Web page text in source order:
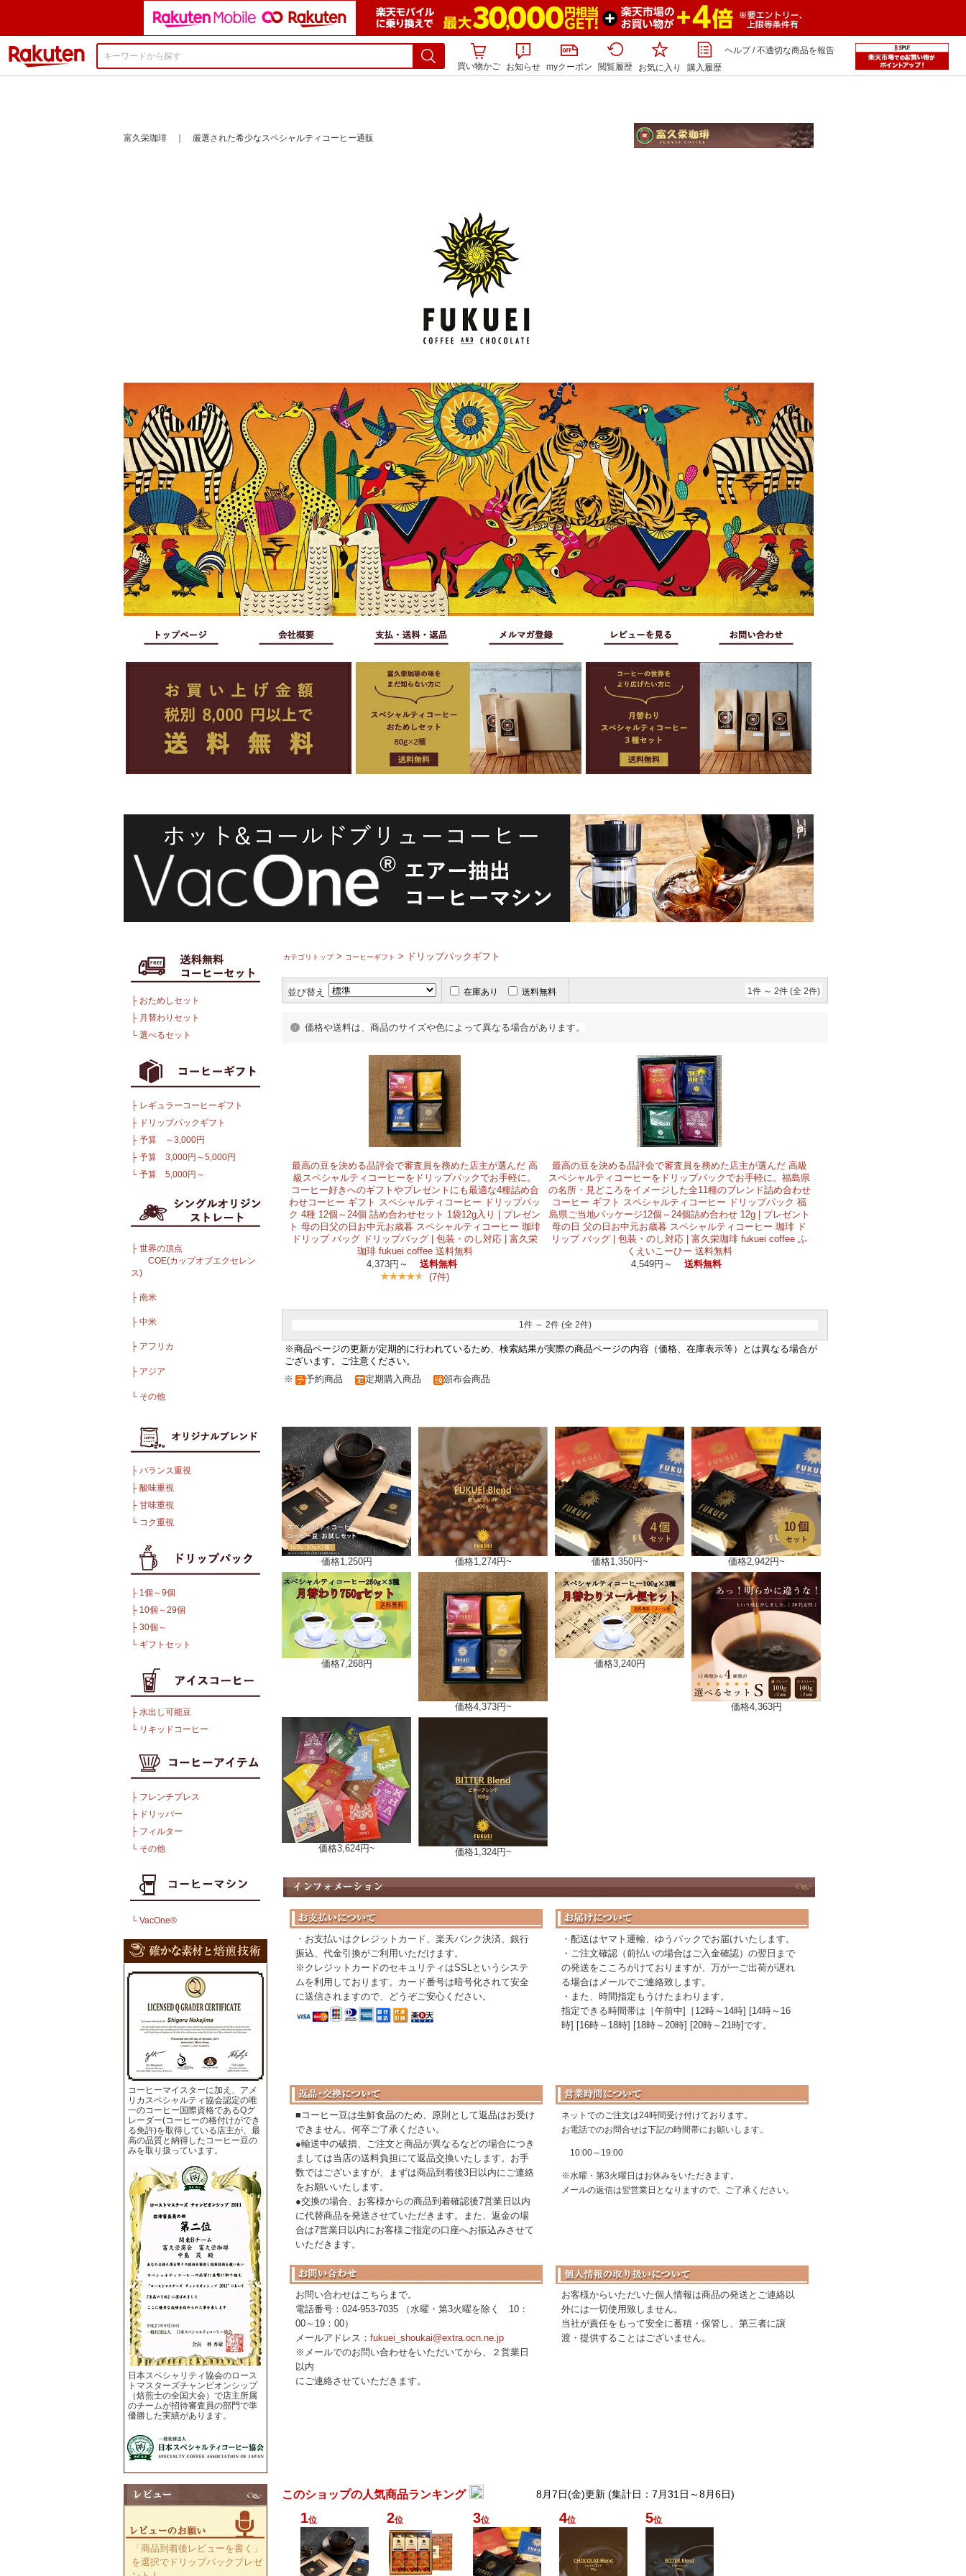
買い物かご
お知らせ myクーポン 閲覧履歴 お気に入り 購入履歴
ヘルプ/不適切な商品を報告
富久栄珈琲 ｜ 厳選された希少なスペシャルティコーヒー通販
├ おためしセット
├ 月替わりセット
└ 選べるセット
├ レギュラーコーヒーギフト
├ ドリップパックギフト
├ 予算 ～3,000円
├ 予算 3,000円～5,000円
└ 予算 5,000円～
├ 世界の頂点
COE(カップオブエクセレン
ス)
├ 南米
├ 中米
├ アフリカ
├ アジア
└ その他
├ バランス重視
├ 酸味重視
├ 甘味重視
└ コク重視
├ 1個～9個
├ 10個～29個
├ 30個～
└ ギフトセット
├ 水出し可能豆
└ リキッドコーヒー
├ フレンチプレス
├ ドリッパー
├ フィルター
└ その他
└ VacOne®
コーヒーマイスターに加え、アメ
リカスペシャルティ協会認定の唯
一のコーヒー国際資格であるQグ
レーダー(コーヒーの格付けができ
る免許)を取得している店主が、最
高の品質と納得したコーヒー豆の
みを取り扱っています。
日本スペシャリティ協会のロース
トマスターズチャンピオンシップ
（焙煎士の全国大会）で店主所属
のチームが招待審査員の部門で準
優勝した実績があります。
「商品到着後レビューを書く」
を選択でドリップパックプレゼ
カテゴリトップ> コーヒーギフト > ドリップパックギフト
並び替え 在庫あり 送料無料 1件 ～ 2件 (全 2件)
価格や送料は、商品のサイズや色によって異なる場合があります。
最高の豆を決める品評会で審査員を務めた店主が選んだ 高
級スペシャルティコーヒーをドリップパックでお手軽に。
コーヒー好きへのギフトやプレゼントにも最適な4種詰め合
わせコーヒー ギフト スペシャルティコーヒー ドリップパッ
ク 4種 12個～24個 詰め合わせセット 1袋12g入り | プレゼン
ト 母の日父の日お中元お歳暮 スペシャルティコーヒー 珈琲
ドリップ バッグ ドリップバッグ | 包装・のし対応 | 富久栄
珈琲 fukuei coffee 送料無料
4,373円～
送料無料
(7件)
最高の豆を決める品評会で審査員を務めた店主が選んだ 高級
スペシャルティコーヒーをドリップパックでお手軽に。福島県
の名所・見どころをイメージした全11種のブレンド詰め合わせ
コーヒー ギフト スペシャルティコーヒー ドリップパック 福
島県ご当地パッケージ12個～24個詰め合わせ 12g | プレゼント
母の日 父の日お中元お歳暮 スペシャルティコーヒー 珈琲 ド
リップ バッグ | 包装・のし対応 | 富久栄珈琲 fukuei coffee ふ
くえいこーひー 送料無料
4,549円～
送料無料
1件 ～ 2件 (全 2件)
※商品ページの更新が定期的に行われているため、検索結果が実際の商品ページの内容（価格、在庫表示等）とは異なる場合が
ございます。ご注意ください。
※
予約商品 定期購入商品 頒布会商品
価格1,250円 価格1,274円~ 価格1,350円~ 価格2,942円~
価格7,268円
価格4,373円~
価格3,240円
価格4,363円
価格3,624円~ 価格1,324円~
・お支払いはクレジットカード、楽天バンク決済、銀行
振込、代金引換がご利用いただけます。
※クレジットカードのセキュリティはSSLというシステ
ムを利用しております。カード番号は暗号化されて安全
に送信されますので、どうぞご安心ください。
・配送はヤマト運輸、ゆうパックでお届けいたします。
・ご注文確認（前払いの場合はご入金確認）の翌日まで
の発送をこころがけておりますが、万が一ご出荷が遅れ
る場合はメールでご連絡致します。
・また、時間指定もうけたまわります。
指定できる時間帯は［午前中]［12時～14時] [14時～16
時] [16時～18時] [18時～20時] [20時～21時]です。
■コーヒー豆は生鮮食品のため、原則として返品はお受け
できません。何卒ご了承ください。
●輸送中の破損、ご注文と商品が異なるなどの場合につき
ましては当店の送料負担にて返品交換いたします。お手
数ではございますが、まずは商品到着後3日以内にご連絡
をお願いいたします。
●交換の場合、お客様からの商品到着確認後7営業日以内
に代替商品を発送させていただきます。また、返金の場
合は7営業日以内にお客様ご指定の口座へお振込みさせて
いただきます。
ネットでのご注文は24時間受け付けております。
お電話でのお問合せは下記の時間帯にお願いします。
10:00～19:00
※水曜・第3火曜日はお休みをいただきます。
メールの返信は翌営業日となりますので、ご了承ください。
お問い合わせはこちらまで。
電話番号：024-953-7035 （水曜・第3火曜を除く 10：
00～19：00）
メールアドレス： fukuei_shoukai@extra.ocn.ne.jp
※メールでのお問い合わせをいただいてから、２営業日
以内
にご連絡させていただきます。
お客様からいただいた個人情報は商品の発送とご連絡以
外には一切使用致しません。
当社が責任をもって安全に蓄積・保管し、第三者に譲
渡・提供することはございません。
このショップの人気商品ランキング 8月7日(金)更新 (集計日：7月31日～8月6日)
1位 2位 3位 4位 5位